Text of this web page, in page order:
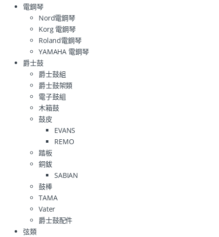
電鋼琴
Nord電鋼琴
Korg 電鋼琴
Roland電鋼琴
YAMAHA 電鋼琴
爵士鼓
爵士鼓組
爵士鼓架類
電子鼓組
木箱鼓
鼓皮
EVANS
REMO
踏板
銅鈸
SABIAN
鼓棒
TAMA
Vater
爵士鼓配件
弦類